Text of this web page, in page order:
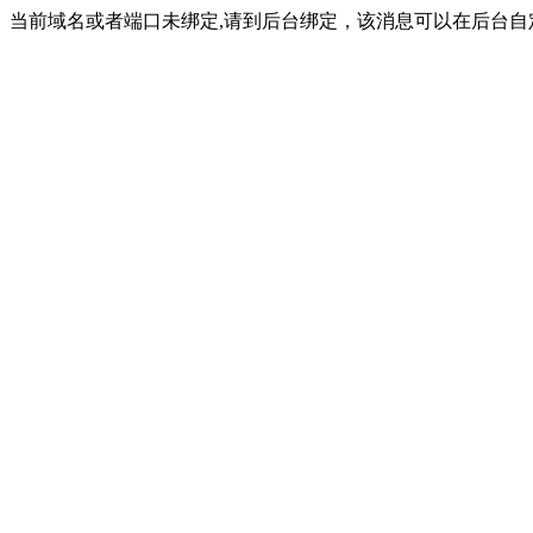
当前域名或者端口未绑定,请到后台绑定，该消息可以在后台自